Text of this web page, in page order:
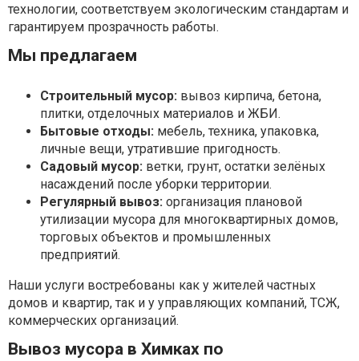
технологии, соответствуем экологическим стандартам и
гарантируем прозрачность работы.
Мы предлагаем
Строительный мусор: вывоз кирпича, бетона,
плитки, отделочных материалов и ЖБИ.
Бытовые отходы: мебель, техника, упаковка,
личные вещи, утратившие пригодность.
Садовый мусор: ветки, грунт, остатки зелёных
насаждений после уборки территории.
Регулярный вывоз: организация плановой
утилизации мусора для многоквартирных домов,
торговых объектов и промышленных
предприятий.
Наши услуги востребованы как у жителей частных
домов и квартир, так и у управляющих компаний, ТСЖ,
коммерческих организаций.
Вывоз мусора в Химках по